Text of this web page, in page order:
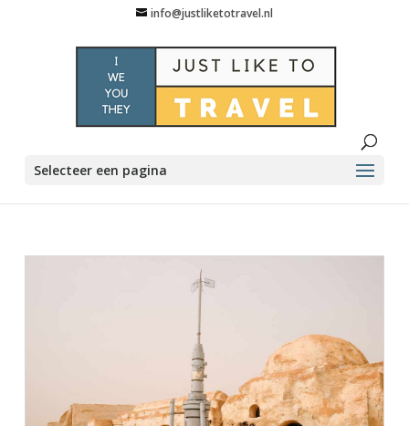
info@justliketotravel.nl
Selecteer een pagina